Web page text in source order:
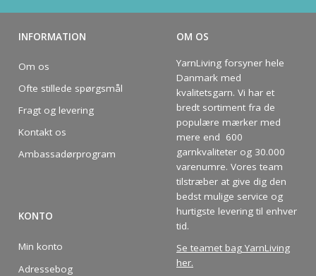
INFORMATION
Om os
Ofte stillede spørgsmål
Fragt og levering
Kontakt os
Ambassadørprogram
KONTO
Min konto
Adressebog
OM OS
YarnLiving forsyner hele
Danmark med
kvalitetsgarn. Vi har et
bredt sortiment fra de
populære mærker med
mere end 600
garnkvaliteter og 30.000
varenumre. Vores team
tilstræber at give dig den
bedst mulige service og
hurtigste levering til enhver
tid.
Se teamet bag YarnLiving
her.